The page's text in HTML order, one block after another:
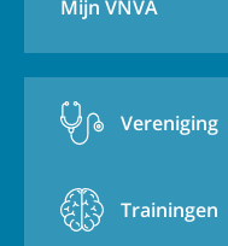
Mijn VNVA
Vereniging
Trainingen